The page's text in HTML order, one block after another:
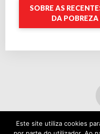
SOBRE AS
DA
Este site utiliza cookies